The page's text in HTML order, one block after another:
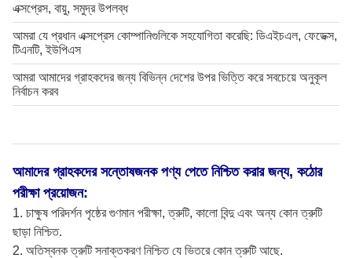
এক্সপ্রেস, বায়ু, সমুদ্র উপলব্ধ
আমরা যে প্রধান এক্সপ্রেস কোম্পানিগুলিকে সহযোগিতা করেছি: ডিএইচএল, ফেডেক্স,
টিএনটি, ইউপিএস
আমরা আমাদের গ্রাহকদের জন্য বিভিন্ন দেশের উপর ভিত্তি করে সবচেয়ে অনুকূল
নির্বাচন করব
আমাদের গ্রাহকদের সন্তোষজনক পণ্য পেতে নিশ্চিত করার জন্য, কঠোর
পরীক্ষা প্রয়োজন:
1. চাক্ষুষ পরিদর্শন পৃষ্ঠের গুণমান পরীক্ষা, ত্রুটি, কালো বিন্দু এবং অন্য কোন ত্রুটি
ছাড়া নিশ্চিত.
2. অতিস্বনক ত্রুটি সনাক্তকরণ নিশ্চিত যে ভিতরে কোন ত্রুটি আছে.